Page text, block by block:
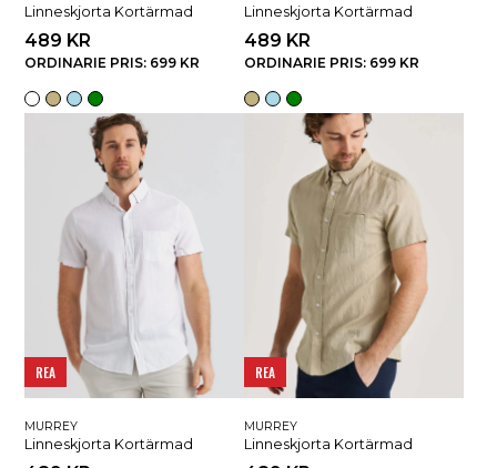
Linneskjorta Kortärmad
489 KR
ORDINARIE PRIS: 699 KR
Linneskjorta Kortärmad
489 KR
ORDINARIE PRIS: 699 KR
REA
MURREY
Linneskjorta Kortärmad
REA
MURREY
Linneskjorta Kortärmad